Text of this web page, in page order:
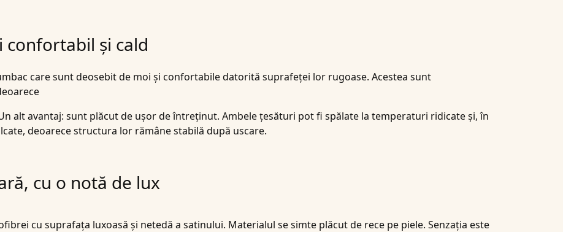
confortabil și cald
care sunt deosebit de moi și confortabile datorită suprafeței lor rugoase. Acestea sunt
alt avantaj: sunt plăcut de ușor de întreținut. Ambele țesături pot fi spălate la temperaturi ridicate și, în
deoarece structura lor rămâne stabilă după uscare.
cu o notă de lux
cu suprafața luxoasă și netedă a satinului. Materialul se simte plăcut de rece pe piele. Senzația este